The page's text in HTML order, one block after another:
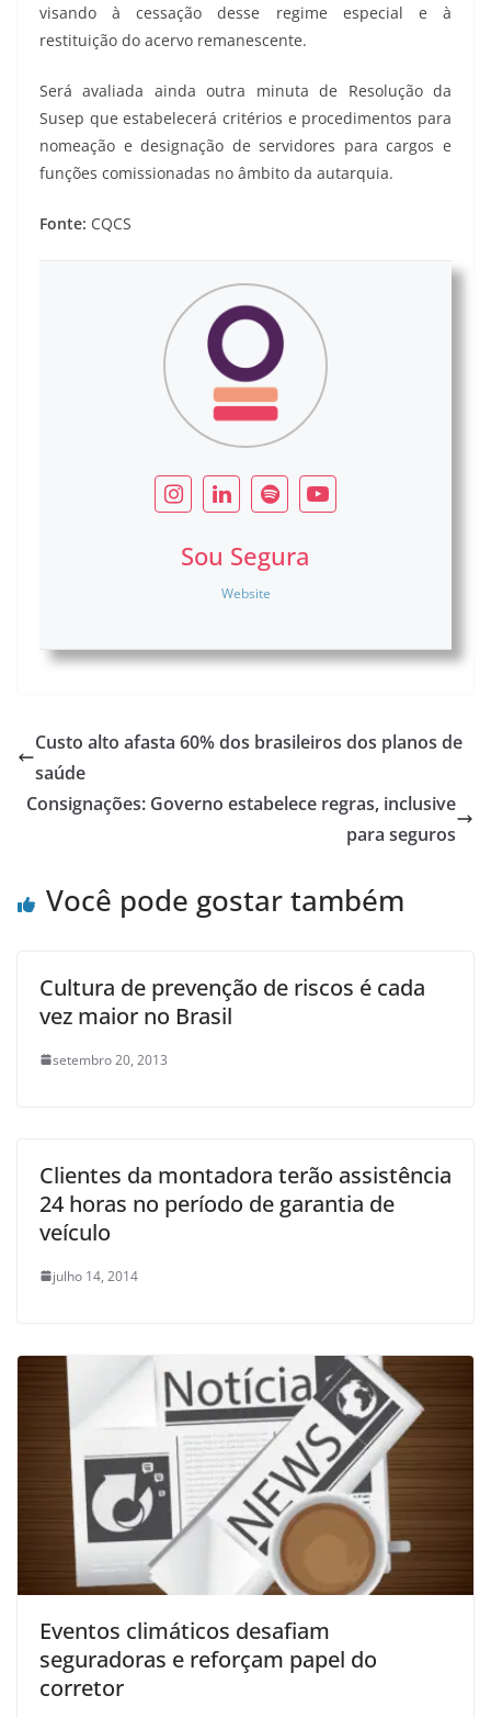
visando à cessação desse regime especial e à
restituição do acervo remanescente.
Será avaliada ainda outra minuta de Resolução da
Susep que estabelecerá critérios e procedimentos para
nomeação e designação de servidores para cargos e
funções comissionadas no âmbito da autarquia.
Fonte: CQCS
Sou Segura
Website
Custo alto afasta 60% dos brasileiros dos planos de
saúde
Consignações: Governo estabelece regras, inclusive
para seguros
Você pode gostar também
Cultura de prevenção de riscos é cada
vez maior no Brasil
setembro 20, 2013
Clientes da montadora terão assistência
24 horas no período de garantia de
veículo
julho 14, 2014
Eventos climáticos desafiam
seguradoras e reforçam papel do
corretor